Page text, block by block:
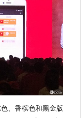
、香槟色和黑金版